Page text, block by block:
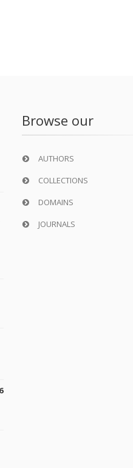
Browse our
AUTHORS
COLLECTIONS
DOMAINS
JOURNALS